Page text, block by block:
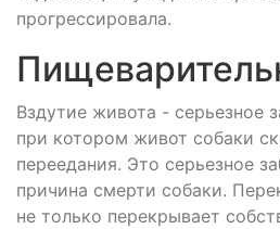
прогрессировала.
Вздутие живота - серьезное
при котором живот собаки
переедания. Это серьезное
причина смерти собаки.
не только перекрывает